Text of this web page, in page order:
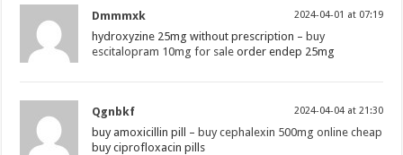
Dmmmxk 2024-04-01 at 07:19
hydroxyzine 25mg without prescription – buy
escitalopram 10mg for sale order endep 25mg
Qgnbkf 2024-04-04 at 21:30
buy amoxicillin pill – buy cephalexin 500mg online cheap
buy ciprofloxacin pills